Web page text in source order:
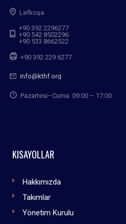
Lefkoşa
+90 392 2296277
+90 542 8502296
+90 533 8662522
+90 392 229 6277
info@kthf.org
Pazartesi–Cuma: 09:00 – 17:00
KISAYOLLAR
Hakkımızda
Takımlar
Yönetim Kurulu